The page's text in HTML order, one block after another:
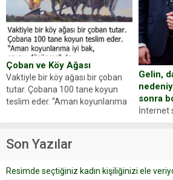
ajansı duyurdu. Renda Güner,
sosyal medya hesabında “Usta
Oyuncumuz ve çok değerli
dostumuz...
Zeki
oluşan
anlattı…
Çoban ve Köy Ağası
Vaktiyle bir köy ağası bir çoban
tutar. Çobana 100 tane koyun
teslim eder. “Aman koyunlarıma
Çoban koyunları alır gider. Aylar...
Gelin,
sonra
İnternet
Son Yazılar
Resimde seçtiğiniz kadın kişiliğinizi ele